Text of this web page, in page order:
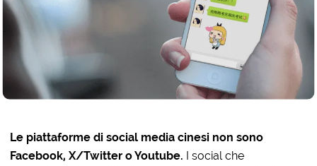
Le piattaforme di social media cinesi non sono
Facebook, X/Twitter o Youtube. I social che